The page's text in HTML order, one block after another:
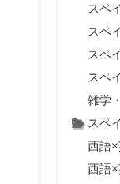
スペ
スペ
スペ
スペ
雑学
スペ
西語
西語